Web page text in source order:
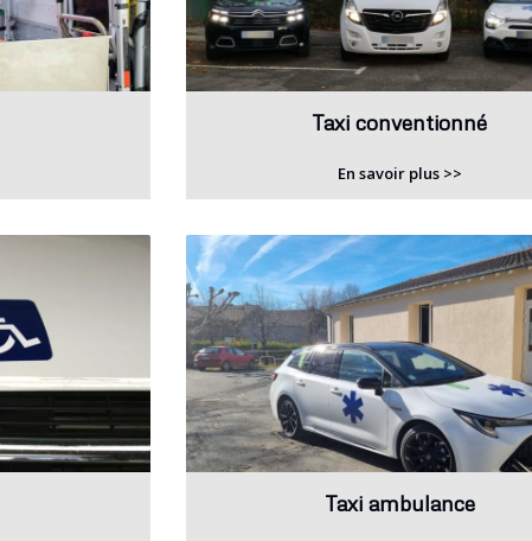
Taxi conventionné
En savoir plus >>
Taxi ambulance